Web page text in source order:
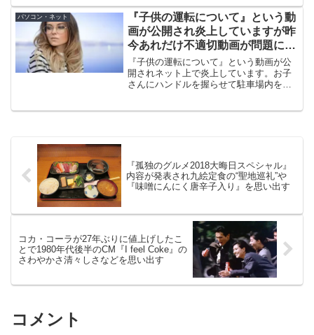
かねない状況にあったと発表したからで
す。
パソコン・ネット
『子供の運転について』という動
画が公開され炎上していますが昨
今あれだけ不適切動画が問題にな
っているのに残念です
『子供の運転について』という動画が公
開されネット上で炎上しています。お子
さんにハンドルを握らせて駐車場内を走
『孤独のグルメ2018大晦日スペシャル』
内容が発表され九絵定食の“聖地巡礼”や
『味噌にんにく唐辛子入り』を思い出す
コカ・コーラが27年ぶりに値上げしたこ
とで1980年代後半のCM『I feel Coke』の
さわやかさ清々しさなどを思い出す
コメント